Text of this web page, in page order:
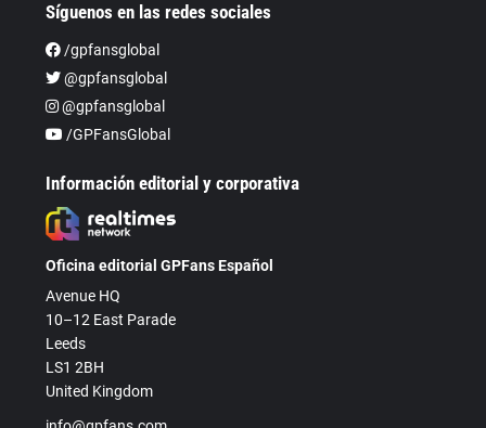
Síguenos en las redes sociales
/gpfansglobal
@gpfansglobal
@gpfansglobal
/GPFansGlobal
Información editorial y corporativa
Oficina editorial GPFans Español
Avenue HQ
10–12 East Parade
Leeds
LS1 2BH
United Kingdom